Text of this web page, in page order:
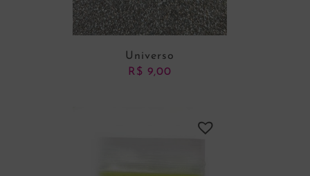
Universo
R$ 9,00